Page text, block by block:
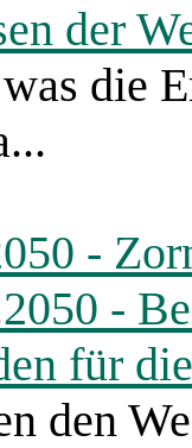
der
die
-
-
für
den